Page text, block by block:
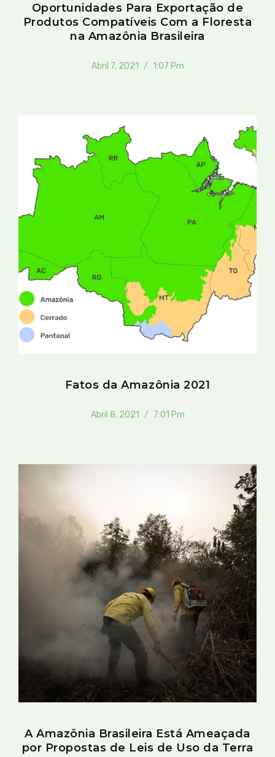
Oportunidades Para Exportação de
Produtos Compatíveis Com a Floresta
na Amazônia Brasileira
Abril 7, 2021 1:07 Pm
Fatos da Amazônia 2021
Abril 8, 2021 7:01 Pm
A Amazônia Brasileira Está Ameaçada
por Propostas de Leis de Uso da Terra